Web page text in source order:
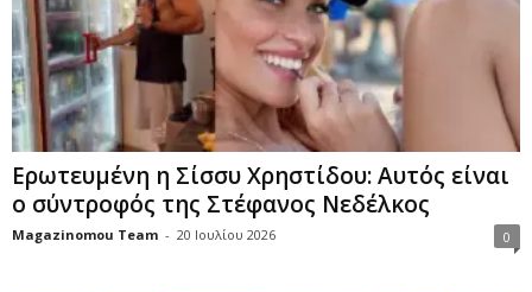
Ερωτευμένη η Σίσσυ Χρηστίδου: Αυτός είναι
ο σύντροφός της Στέφανος Νεδέλκος
Magazinomou Team - 20 Ιουλίου 2026 0